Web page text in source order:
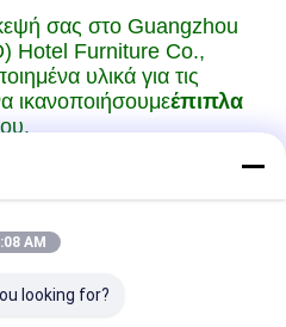
σας στο Guangzhou
Hotel Furniture Co.,
υλικά για τις
ικανοποιήσουμεέπιπλα
AM
looking for?